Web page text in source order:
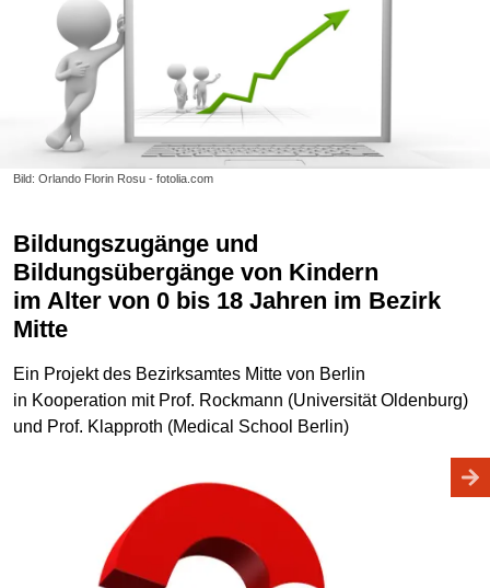
Bild: Orlando Florin Rosu - fotolia.com
Bildungszugänge und
Bildungsübergänge von Kindern
im Alter von 0 bis 18 Jahren im Bezirk
Mitte
Ein Projekt des Bezirksamtes Mitte von Berlin
in Kooperation mit Prof. Rockmann (Universität Oldenburg)
und Prof. Klapproth (Medical School Berlin)